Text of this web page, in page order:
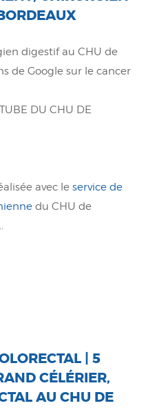
digestif au CHU de
de Google sur le cancer
DU CHU DE
avec le service de
du CHU de
| 5
CÉLÉRIER,
AU CHU DE